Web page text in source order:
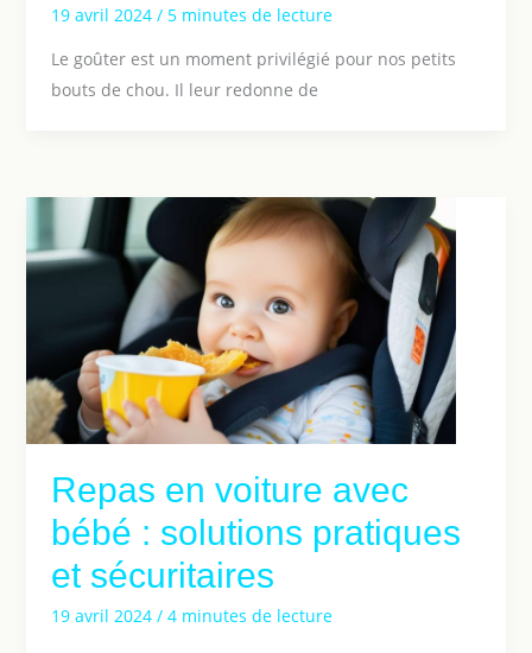
19 avril 2024 / 5 minutes de lecture
Le goûter est un moment privilégié pour nos petits
bouts de chou. Il leur redonne de
Repas en voiture avec
bébé : solutions pratiques
et sécuritaires
19 avril 2024 / 4 minutes de lecture